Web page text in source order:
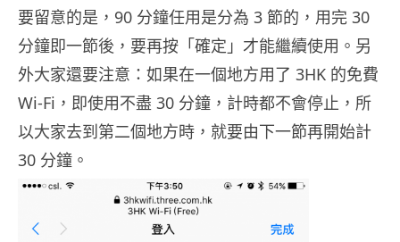
要留意的是，90 分鐘任用是分為 3 節的，用完 30
分鐘即一節後，要再按「確定」才能繼續使用。另
外大家還要注意：如果在一個地方用了 3HK 的免費
Wi-Fi，即使用不盡 30 分鐘，計時都不會停止，所
以大家去到第二個地方時，就要由下一節再開始計
30 分鐘。